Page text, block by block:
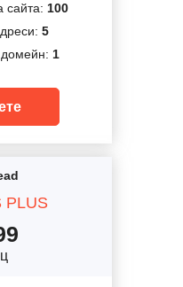
сайта: 100
5
домейн: 1
PLUS